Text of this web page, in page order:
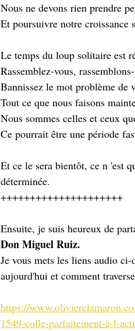
Nous ne devons rien prendre
Et poursuivre notre croissance
Le temps du loup solitaire est
Rassemblez-vous,
Bannissez le mot problème de
Tout ce que nous faisons
Nous sommes celles et ceux
Ce pourrait être une période
Et ce le sera bientôt, ce n 'est
déterminée.
+++++++++++++++++++++
Ensuite, je suis heureux de
Don Miguel Ruiz.
Je vous mets les liens audio
aujourd'hui et comment
https://
1549-colle-parfaitement-à-l-